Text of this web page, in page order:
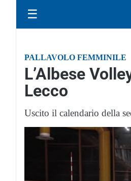
☰
PALLAVOLO FEMMINILE
L’Albese
Lecco
Uscito il calendario della